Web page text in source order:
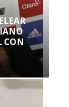
CON